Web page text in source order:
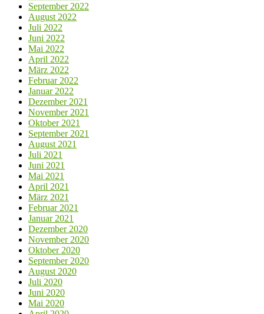
September 2022
August 2022
Juli 2022
Juni 2022
Mai 2022
April 2022
März 2022
Februar 2022
Januar 2022
Dezember 2021
November 2021
Oktober 2021
September 2021
August 2021
Juli 2021
Juni 2021
Mai 2021
April 2021
März 2021
Februar 2021
Januar 2021
Dezember 2020
November 2020
Oktober 2020
September 2020
August 2020
Juli 2020
Juni 2020
Mai 2020